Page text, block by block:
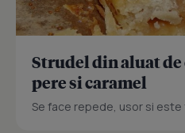
Strudel din aluat de
pere si caramel
Se face repede, usor si este